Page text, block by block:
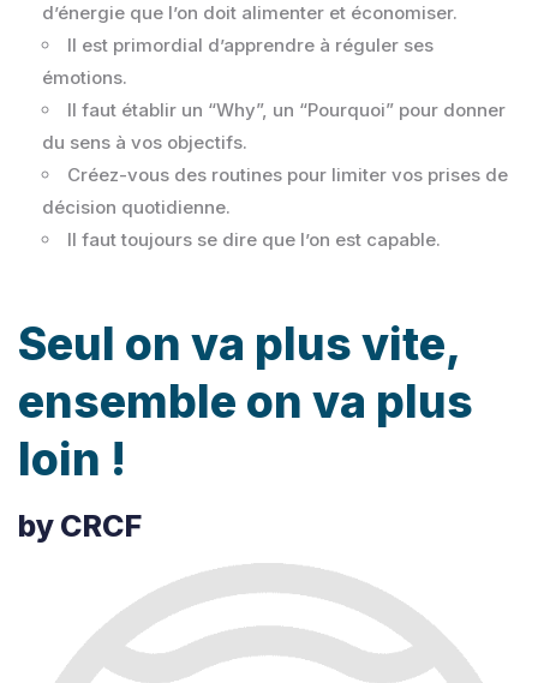
d’énergie que l’on doit alimenter et économiser.
Il est primordial d’apprendre à réguler ses
émotions.
Il faut établir un “Why”, un “Pourquoi” pour donner
du sens à vos objectifs.
Créez-vous des routines pour limiter vos prises de
décision quotidienne.
Il faut toujours se dire que l’on est capable.
Seul on va plus vite,
ensemble on va plus
loin !
by CRCF